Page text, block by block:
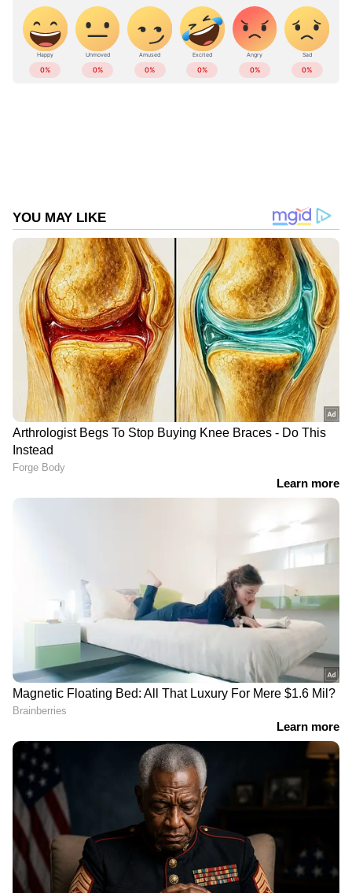
സ്നേഹവും കരുതലും നിറഞ്ഞ
പരിചരണത്തിലൂടെ മാത്രമാണ്. ആധുനിക
വൈദ്യശാസ്ത്രം എത്രത്തോളം വളർന്നുവെന്ന്
പറഞ്ഞാലും, അത്യാധുനിക യന്ത്രങ്ങൾക്കും
തങ്ങളുടെ തൊഴിലിടങ്ങളിൽ അനുഭവിക്കുന്ന
വേദനകളും ദിനംപ്രതി അവർ നേരിടുന്ന വലിയ
വെല്ലുവിളികളും നാം പലപ്പോഴും കണ്ടില്ലെന്ന്
നടിക്കുകയോ അല്ലെങ്കിൽ പൂർണ്ണമായും
കാണാതെ പോകുകയോ ചെയ്യുന്നു എന്നതാണ്
വലിയൊരു യാഥാർത്ഥ്യം. മനോരമ
ഓൺലൈനിലെ വായനക്കാരുമായി ഈ
വിഷയത്തിലുള്ള എന്റെ ചിന്തകൾ
പങ്കുവെയ്ക്കാൻ ഈ ദിനം ഏറ്റവും
അനുയോജ്യമാണെന്ന് ഞാൻ കരുതുന്നു.
ലോകത്തെ ആരോഗ്യരംഗം നേരിടുന്ന